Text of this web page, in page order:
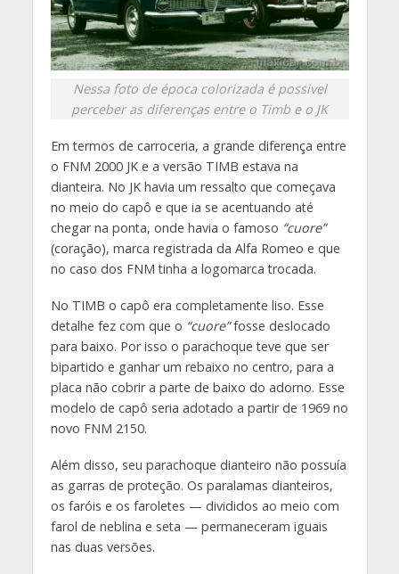
Nessa foto de época colorizada é possivel
perceber as diferenças entre o Timb e o JK
Em termos de carroceria, a grande diferença entre
o FNM 2000 JK e a versão TIMB estava na
dianteira. No JK havia um ressalto que começava
no meio do capô e que ia se acentuando até
chegar na ponta, onde havia o famoso “cuore”
(coração), marca registrada da Alfa Romeo e que
no caso dos FNM tinha a logomarca trocada.
No TIMB o capô era completamente liso. Esse
detalhe fez com que o “cuore”fosse deslocado
para baixo. Por isso o parachoque teve que ser
bipartido e ganhar um rebaixo no centro, para a
placa não cobrir a parte de baixo do adorno. Esse
modelo de capô seria adotado a partir de 1969 no
novo FNM 2150.
Além disso, seu parachoque dianteiro não possuía
as garras de proteção. Os paralamas dianteiros,
os faróis e os faroletes — divididos ao meio com
farol de neblina e seta — permaneceram iguais
nas duas versões.